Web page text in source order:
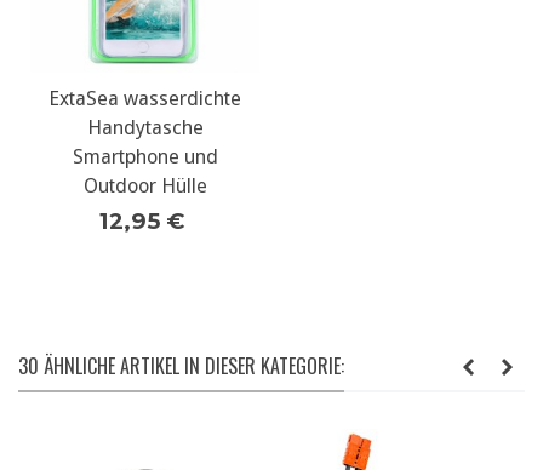
ExtaSea wasserdichte
Handytasche
Smartphone und
Outdoor Hülle
12,95 €
30 ÄHNLICHE ARTIKEL IN DIESER KATEGORIE: